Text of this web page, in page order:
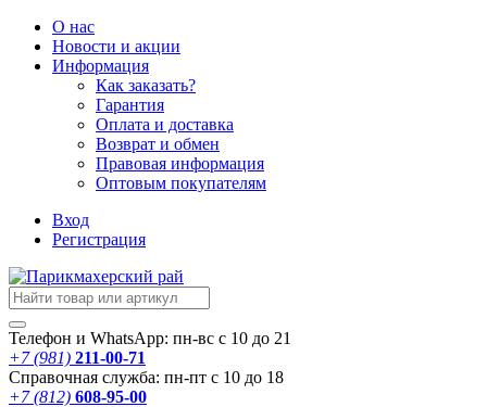
О нас
Новости и акции
Информация
Как заказать?
Гарантия
Оплата и доставка
Возврат и обмен
Правовая информация
Оптовым покупателям
Вход
Регистрация
Телефон и WhatsApp: пн-вс с 10 до 21
+7 (981) 211-00-71
Справочная служба: пн-пт с 10 до 18
+7 (812) 608-95-00